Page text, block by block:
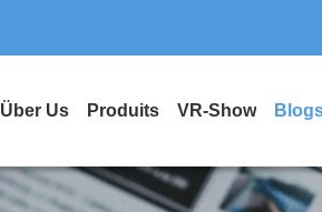
Über Us Produits VR-Show